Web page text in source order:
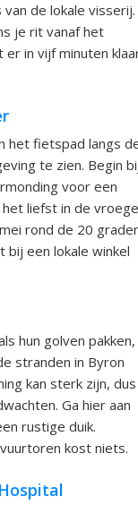
de lokale visserij.
je rit vanaf het
in vijf minuten
het fietspad langs
te zien. Begin
voor een
liefst in de vroege
rond de 20
een lokale winkel
hun golven pakken,
stranden in Byron
kan sterk zijn, dus
Ga hier aan
rustige duik.
kost niets.